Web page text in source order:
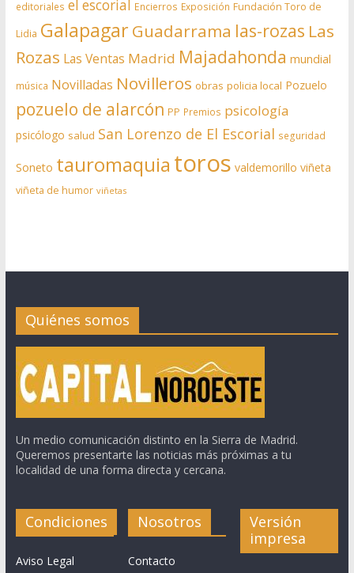
editoriales el escorial Encierros Exposición Fundación Toro de
Lidia Galapagar Guadarrama las-rozas Las
Rozas Las Ventas Madrid Majadahonda mundial
música Novilladas Novilleros obras policia local Pozuelo
pozuelo de alarcón PP Premios psicología
psicólogo salud San Lorenzo de El Escorial seguridad
Soneto tauromaquia toros valdemorillo viñeta
viñeta de humor viñetas
Quiénes somos
Un medio comunicación distinto en la Sierra de Madrid.
Queremos presentarte las noticias más próximas a tu
localidad de una forma directa y cercana.
Condiciones
Aviso Legal
Nosotros
Contacto
Versión
impresa